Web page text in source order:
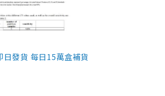
發貨 每日15萬盒補貨